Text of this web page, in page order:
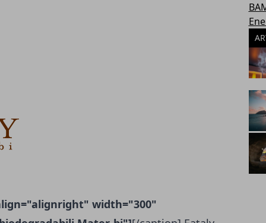
width="300"